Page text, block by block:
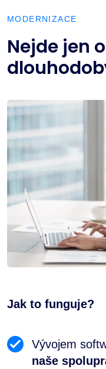
MODERNIZACE
Nejde jen
Jak to funguje?
Vývojem
naše